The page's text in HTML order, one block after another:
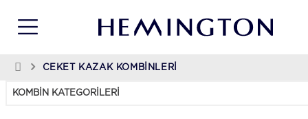
CEKET KAZAK KOMBINLERI
KOMBIN KATEGORILERI